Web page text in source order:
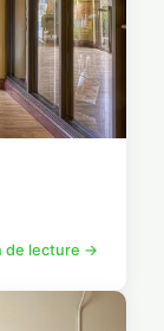
de lecture →